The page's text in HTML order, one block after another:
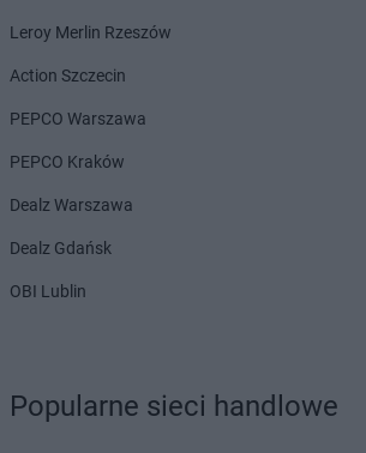
Leroy Merlin Rzeszów
Action Szczecin
PEPCO Warszawa
PEPCO Kraków
Dealz Warszawa
Dealz Gdańsk
OBI Lublin
Popularne sieci handlowe